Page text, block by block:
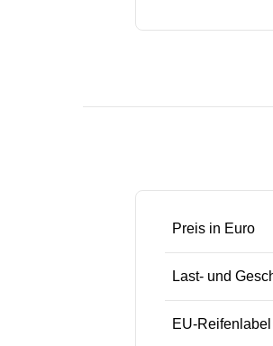
Preis in Euro
Last- und
EU-